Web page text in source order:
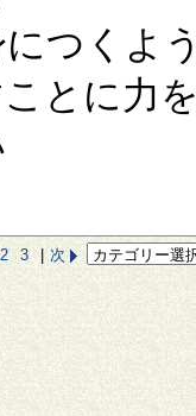
つくよ
とに力
2 3 次